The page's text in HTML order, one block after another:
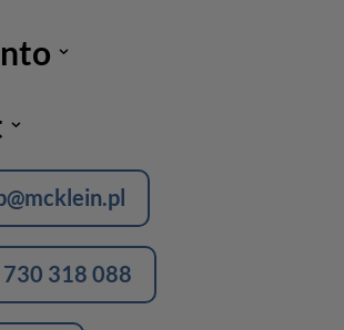
730 318 088